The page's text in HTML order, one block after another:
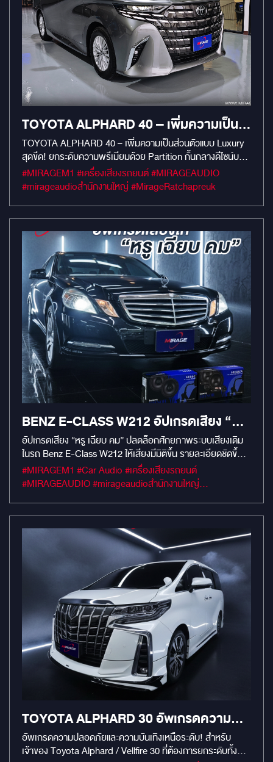
TOYOTA ALPHARD 40 – เพิ่มความเป็น
ส่วนตัวแบบ LUXURY สุดขีด
TOYOTA ALPHARD 40 – เพิ่มความเป็นส่วนตัวแบบ Luxury
สุดขีด! ยกระดับความพรีเมียมด้วย Partition กั้นกลางดีไซน์บาง
เฉียบ มาพร้อม กระจก Magic Glass ที่ปรับ ขึ้น–ลง ได้ตามใจ
เลือกโหมด ใส หรือ ขุ่น ก็ได้… จะส่วนตัวหรือจะโชว์ก็จัดไป!
ละเอียดครบ ที่จับหลังเบาะยังอยู่ครบ ไม่หาย ไม่งอแง แถมยังมี
ช่องเก็บของ ทั้งบน Partition และคอนโซลกลาง แบบ เปิด–ปิด
สะดวกสุด ๆ เสริมด้วย ระบบ Intercom เอาไว้สื่อสารกับด้านหน้า
มีช่องวาง รีโมท ให้เป็นระเบียบ ใช้งานง่ายไม่ต้องควานหา บอกเลย
ว่าใครกำลังอัปเกรด Alphard 40 ให้ดู “แพงจริง ไม่ต้องแกล้ง
แพง” ชุดนี้คือคำตอบครับ!
#MIRAGEM1 #เครื่องเสียงรถยนต์ #MIRAGEAUDIO
#mirageaudioสำนักงานใหญ่ #MirageRatchapreuk
BENZ E-CLASS W212 อัปเกรดเสียง “หรู
เฉียบ คม” ปลดล็อกศักยภาพระบบเสียงเดิม
อัปเกรดเสียง “หรู เฉียบ คม” ปลดล็อกศักยภาพระบบเสียงเดิม
ในรถ Benz E-Class W212 ให้เสียงมีมิติขึ้น รายละเอียดชัดขึ้น
และฟังเพราะขึ้นทุกแนวเพลง ด้วยชุดลำโพงระดับพรีเมียมจาก
ESB HARMONY งานนี้…เสียงดีแบบรู้สึกได้ตั้งแต่ครั้งแรกที่กด
HARMONY HB1.6C ลำโพงแยกชิ้น 2 ทาง เสียงกลางหวาน มิติ
เสียงคมชัด ให้โทนเสียงเป็นธรรมชาติ เหมาะกับคนที่ชอบเสียง
เนียน ฟังสบาย และเก็บรายละเอียดครบถ้วนทุกเม็ดเสียง ESB
HARMONY HB1.6K2X เพิ่มความพรีเมียมขึ้นอีกระดับ พลัง
เสียงกลาง–แหลมเปิดชัด รายละเอียดเปล่งประกายขึ้นอย่างเห็นได้
ชัด ให้เวทีเสียงกว้าง ฟังแล้ว “เห็นภาพ” ของดนตรีชัดเจนยิ่งขึ้น
แดมป์ MERCURY GOLD 4 แผ่น ช่วยลดเสียงรบกวนในประตู
และลดการสั่นคอม้ำของแผงประตู ทำให้ลำโพงทำงานเต็ม
ประสิทธิภาพ ได้เสียงที่นิ่งขึ้น เบสกระชับขึ้น และการตอบสนอง
เสียงโดยรวมดีขึ้นแบบทันที
#MIRAGEM1 #Car Audio #เครื่องเสียงรถยนต์
#MIRAGEAUDIO #mirageaudioสำนักงานใหญ่
TOYOTA ALPHARD 30 อัพเกรดความ
ปลอดภัยและความบันเทิงเหนือระดับ
อัพเกรดความปลอดภัยและความบันเทิงเหนือระดับ! สำหรับ
เจ้าของ Toyota Alphard / Vellfire 30 ที่ต้องการยกระดับทั้ง